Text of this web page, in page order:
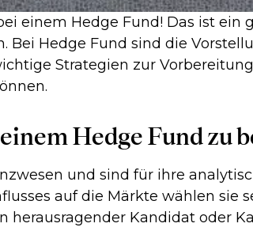
einem Hedge Fund! Das ist
Bei Hedge Fund sind die
Strategien zur
Hedge Fund zu
und sind für ihre
auf die Märkte wählen sie
Kandidat oder